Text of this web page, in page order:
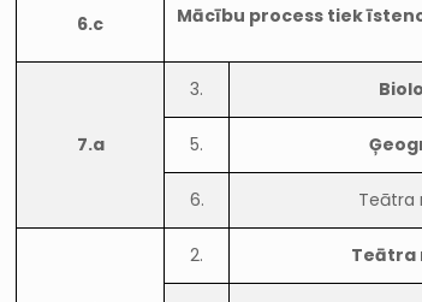
6.c Mācību process tiek
7.a
3.
5.
6. Teātra
2. Teātra